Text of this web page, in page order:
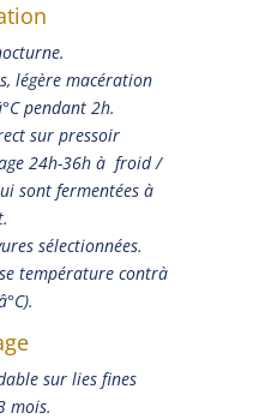
légère macération
pendant 2h.
sur pressoir
24h-36h à froid /
sont fermentées à
sélectionnées.
température contrà
sur lies fines
mois.